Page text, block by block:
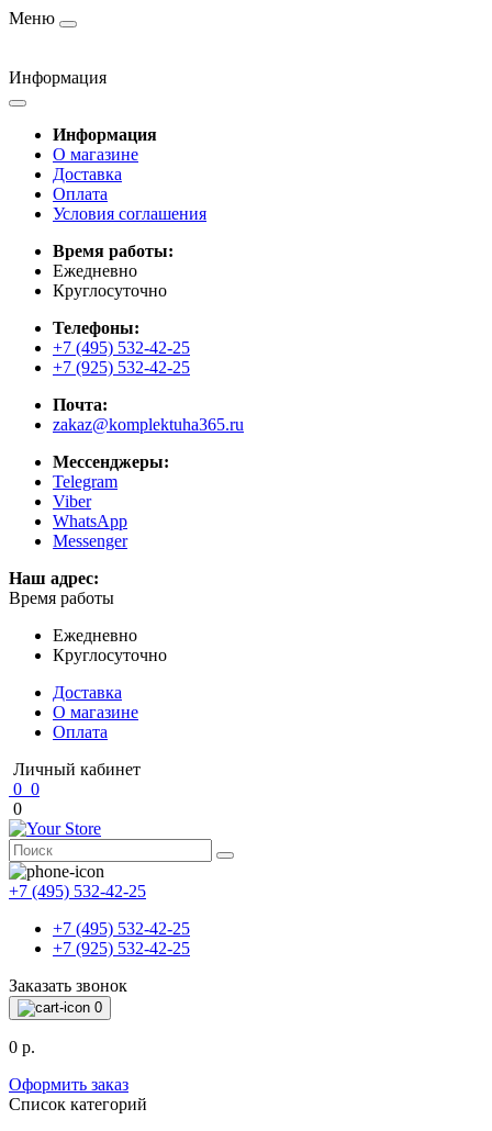
Меню
Информация
Информация
О магазине
Доставка
Оплата
Условия соглашения
Время работы:
Ежедневно
Круглосуточно
Телефоны:
+7 (495) 532-42-25
+7 (925) 532-42-25
Почта:
zakaz@komplektuha365.ru
Мессенджеры:
Telegram
Viber
WhatsApp
Messenger
Наш адрес:
Время работы
Ежедневно
Круглосуточно
Доставка
О магазине
Оплата
Личный кабинет
0 0
0
+7 (495) 532-42-25
+7 (495) 532-42-25
+7 (925) 532-42-25
Заказать звонок
0
0 р.
Оформить заказ
Список категорий